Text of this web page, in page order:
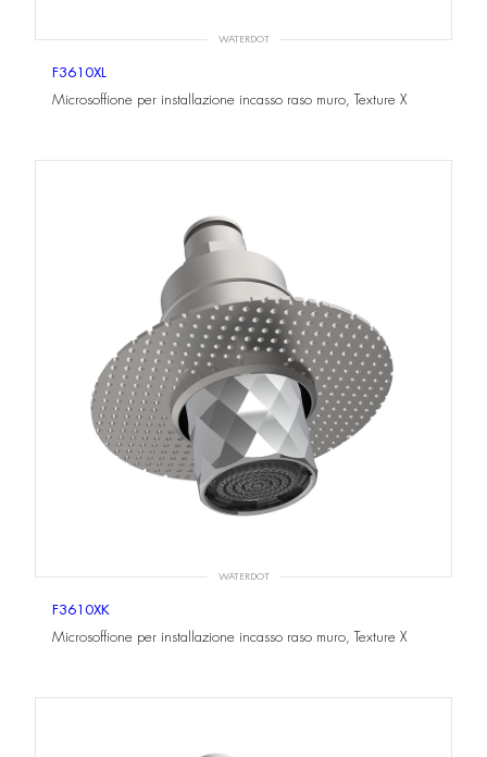
WATERDOT
F3610XL
Microsoffione per installazione incasso raso muro, Texture X
WATERDOT
F3610XK
Microsoffione per installazione incasso raso muro, Texture X